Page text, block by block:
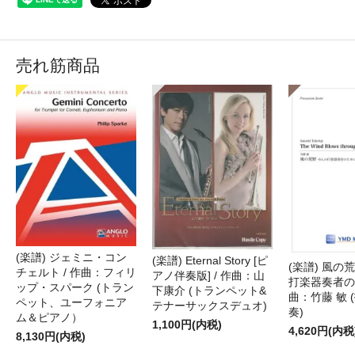
売れ筋商品
(楽譜) ジェミニ・コン
チェルト / 作曲：フィリ
ップ・スパーク (トラン
ペット、ユーフォニア
ム＆ピアノ）
8,130円(内税)
(楽譜) Eternal Story [ピ
アノ伴奏版] / 作曲：山
下康介 (トランペット&
テナーサックスデュオ)
1,100円(内税)
(楽譜) 風の
打楽器奏者
曲：竹藤 敏
奏)
4,620円(内